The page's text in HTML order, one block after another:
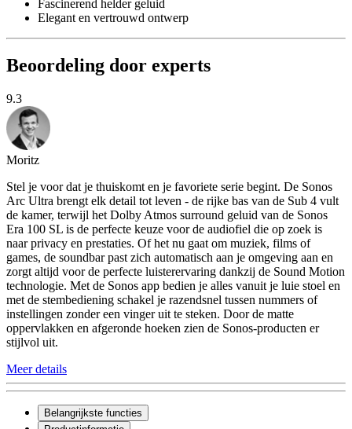
Fascinerend helder geluid
Elegant en vertrouwd ontwerp
Beoordeling door experts
9.3
Moritz
Stel je voor dat je thuiskomt en je favoriete serie begint. De Sonos
Arc Ultra brengt elk detail tot leven - de rijke bas van de Sub 4 vult
de kamer, terwijl het Dolby Atmos surround geluid van de Sonos
Era 100 SL is de perfecte keuze voor de audiofiel die op zoek is
naar privacy en prestaties. Of het nu gaat om muziek, films of
games, de soundbar past zich automatisch aan je omgeving aan en
zorgt altijd voor de perfecte luisterervaring dankzij de Sound Motion
technologie. Met de Sonos app bedien je alles vanuit je luie stoel en
met de stembediening schakel je razendsnel tussen nummers of
instellingen zonder een vinger uit te steken. Door de matte
oppervlakken en afgeronde hoeken zien de Sonos-producten er
stijlvol uit.
Meer details
Belangrijkste functies